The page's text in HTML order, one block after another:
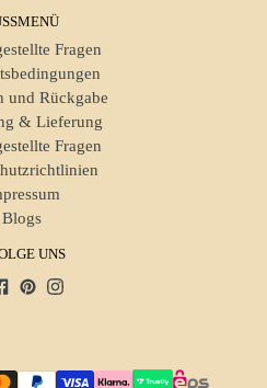
Fragen
und Rückgabe
& Lieferung
Fragen
Blogs
UNS
Facebook
PinterestInstagram